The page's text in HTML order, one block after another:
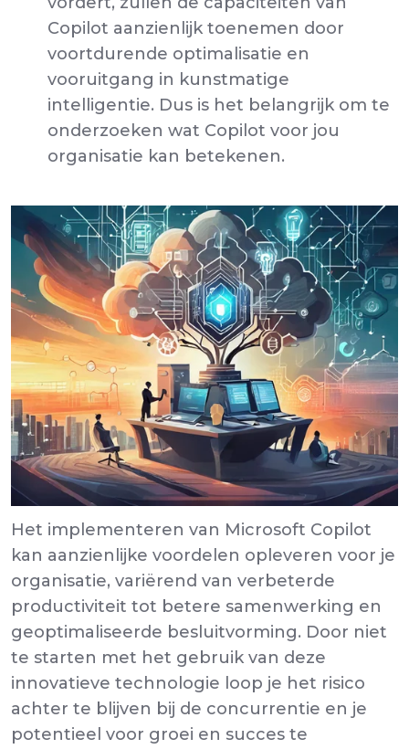
Copilot aanzienlijk toenemen door
voortdurende optimalisatie en
vooruitgang in kunstmatige
intelligentie. Dus is het belangrijk om te
onderzoeken wat Copilot voor jou
organisatie kan betekenen.
Het implementeren van Microsoft Copilot
kan aanzienlijke voordelen opleveren voor je
organisatie, variërend van verbeterde
productiviteit tot betere samenwerking en
geoptimaliseerde besluitvorming. Door niet
te starten met het gebruik van deze
innovatieve technologie loop je het risico
achter te blijven bij de concurrentie en je
potentieel voor groei en succes te